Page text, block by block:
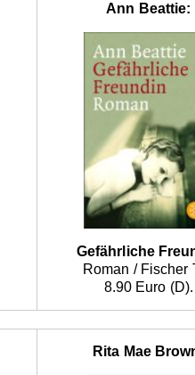
Ann Beattie:
Gefährliche
Roman / Fischer
8.90 Euro (D).
Rita Mae